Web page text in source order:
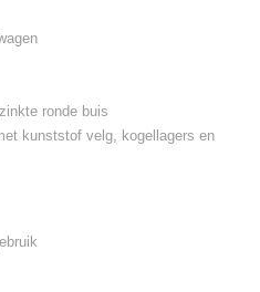
ronde buis
kunststof velg, kogellagers en